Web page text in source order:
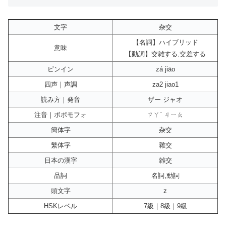
文字 杂交
意味
【名詞】ハイブリッド
【動詞】交雑する,交差する
ピンイン
zá jiāo
四声｜声調
za2 jiao1
読み方｜発音
ザー ジャオ
注音｜ボポモフォ
ㄗㄚˊ ㄐㄧㄠ
簡体字
杂交
繁体字
雜交
日本の漢字
雑交
品詞
名詞,動詞
頭文字
z
HSKレベル
7級｜8級｜9級